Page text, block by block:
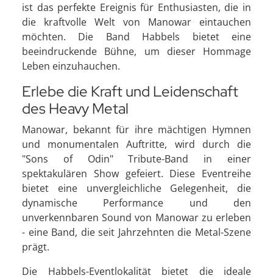
ist das perfekte Ereignis für Enthusiasten, die in
die kraftvolle Welt von Manowar eintauchen
möchten. Die Band Habbels bietet eine
beeindruckende Bühne, um dieser Hommage
Leben einzuhauchen.
Erlebe die Kraft und Leidenschaft
des Heavy Metal
Manowar, bekannt für ihre mächtigen Hymnen
und monumentalen Auftritte, wird durch die
"Sons of Odin" Tribute-Band in einer
spektakulären Show gefeiert. Diese Eventreihe
bietet eine unvergleichliche Gelegenheit, die
dynamische Performance und den
unverkennbaren Sound von Manowar zu erleben
- eine Band, die seit Jahrzehnten die Metal-Szene
prägt.
Die Habbels-Eventlokalität bietet die ideale